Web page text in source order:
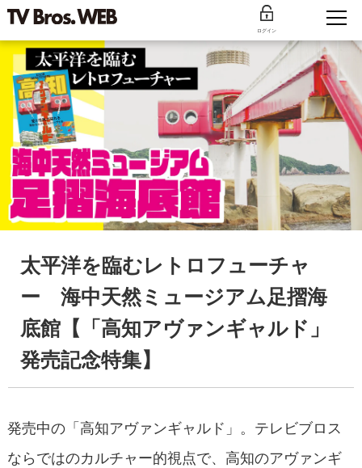
ログイン
太平洋を臨むレトロフューチャ
ー 海中天然ミュージアム足摺海
底館【「高知アヴァンギャルド」
発売記念特集】
発売中の「高知アヴァンギャルド」。テレビブロス
ならではのカルチャー的視点で、高知のアヴァンギ